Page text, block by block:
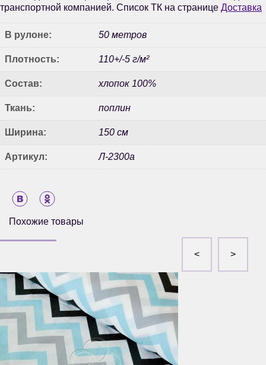
транспортной компанией. Список ТК на странице Доставка
В рулоне: 50 метров
Плотность: 110+/-5 г/м²
Состав: хлопок 100%
Ткань: поплин
Ширина: 150 см
Артикул: Л-2300а
Похожие товары